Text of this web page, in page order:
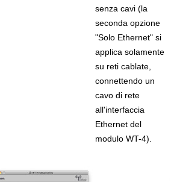
senza cavi (la
seconda opzione
"Solo Ethernet" si
applica solamente
su reti cablate,
connettendo un
cavo di rete
all'interfaccia
Ethernet del
modulo WT-4).